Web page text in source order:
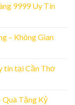
9999 Uy Tín
– Không Gian
tín tại Cần Thơ
Quà Tặng Kỷ